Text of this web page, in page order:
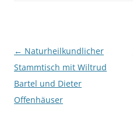
Beitragsnavigation
← Naturheilkundlicher
Stammtisch mit Wiltrud
Bartel und Dieter
Offenhäuser